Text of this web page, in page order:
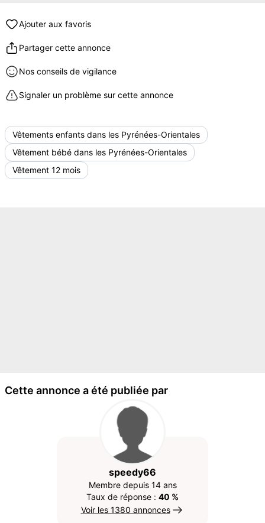
Ajouter aux favoris
Partager cette annonce
Nos conseils de vigilance
Signaler un problème sur cette annonce
Vêtements enfants dans les Pyrénées-Orientales
Vêtement bébé dans les Pyrénées-Orientales
Vêtement 12 mois
Cette annonce a été publiée par
speedy66
Membre depuis 14 ans
Taux de réponse : 40 %
Voir les 1380 annonces